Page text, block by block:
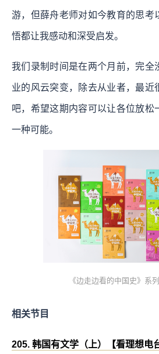
游，但薛舟老师对如今教育的思考
悟都让我感动和深受启发。
我们录制时间是在两个月前，完全
业的风云突变，除去从业者，最近
吧，希望这期内容可以让各位放松
一种可能。
《边走边看的中国史》系
相关节目
205. 韩国有文学（上）【看理想电